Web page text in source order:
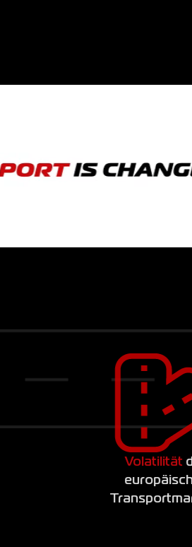
Volatilitätdes
europäischen